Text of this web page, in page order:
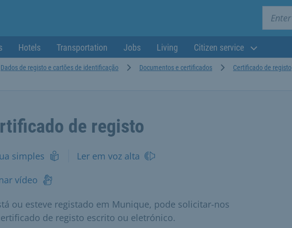
Hotels Transportation Jobs Living Citizen service
Dados de registo e cartões de identificação Documentos e certificados
Certificado de registo
de registo
simples
Ler em voz alta
vídeo
ou esteve registado em Munique, pode solicitar-nos
de registo escrito ou eletrónico.